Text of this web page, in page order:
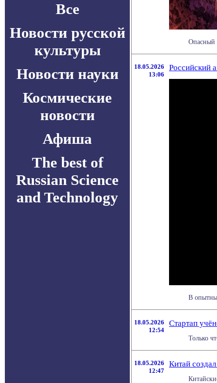
Все
Новости русской
культуры
Новости науки
Космические
новости
Афиша
The best of
Russian Science
and Technology
Опасный
18.05.2026
13:06
Российский
В
18.05.2026
12:54
Стартап
Только
18.05.2026
12:47
Китай